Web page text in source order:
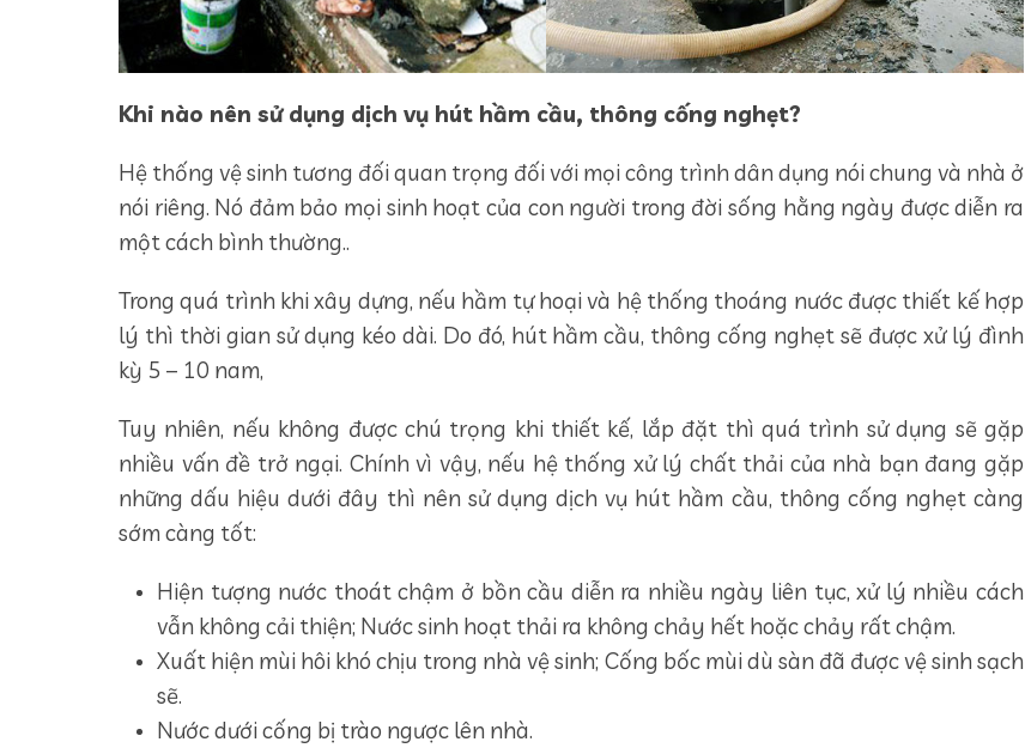
Khi nào nên sử dụng dịch vụ hút hầm cầu, thông cống nghẹt?
Hệ thống vệ sinh tương đối quan trọng đối với mọi công trình dân dụng nói chung và nhà ở
nói riêng. Nó đảm bảo mọi sinh hoạt của con người trong đời sống hằng ngày được diễn ra
một cách bình thường..
Trong quá trình khi xây dựng, nếu hầm tự hoại và hệ thống thoáng nước được thiết kế hợp
lý thì thời gian sử dụng kéo dài. Do đó, hút hầm cầu, thông cống nghẹt sẽ được xử lý đình
kỳ 5 – 10 nam,
Tuy nhiên, nếu không được chú trọng khi thiết kế, lắp đặt thì quá trình sử dụng sẽ gặp
nhiều vấn đề trở ngại. Chính vì vậy, nếu hệ thống xử lý chất thải của nhà bạn đang gặp
những dấu hiệu dưới đây thì nên sử dụng dịch vụ hút hầm cầu, thông cống nghẹt càng
sớm càng tốt:
Hiện tượng nước thoát chậm ở bồn cầu diễn ra nhiều ngày liên tục, xử lý nhiều cách
vẫn không cải thiện; Nước sinh hoạt thải ra không chảy hết hoặc chảy rất chậm.
Xuất hiện mùi hôi khó chịu trong nhà vệ sinh; Cống bốc mùi dù sàn đã được vệ sinh sạch
sẽ.
Nước dưới cống bị trào ngược lên nhà.